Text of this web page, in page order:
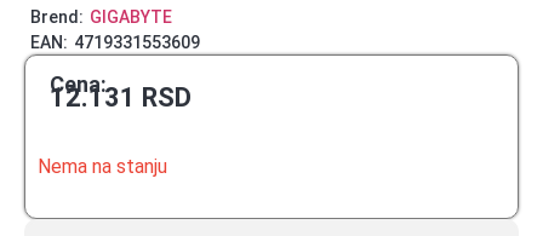
Brend: GIGABYTE
EAN: 4719331553609
Cena:
12.131 RSD
Nema na stanju